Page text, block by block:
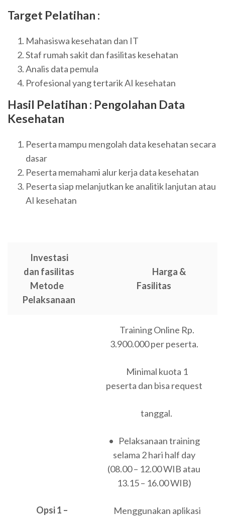
Target Pelatihan :
Mahasiswa kesehatan dan IT
Staf rumah sakit dan fasilitas kesehatan
Analis data pemula
Profesional yang tertarik AI kesehatan
Hasil Pelatihan : Pengolahan Data
Kesehatan
Peserta mampu mengolah data kesehatan secara
dasar
Peserta memahami alur kerja data kesehatan
Peserta siap melanjutkan ke analitik lanjutan atau
AI kesehatan
Investasi
dan fasilitas
Metode
Pelaksanaan
Harga &
Fasilitas
Opsi 1 –
Training Online Rp.
3.900.000 per peserta.
Minimal kuota 1
peserta dan bisa request
tanggal.
• Pelaksanaan training
selama 2 hari half day
(08.00 – 12.00 WIB atau
13.15 – 16.00 WIB)
Menggunakan aplikasi